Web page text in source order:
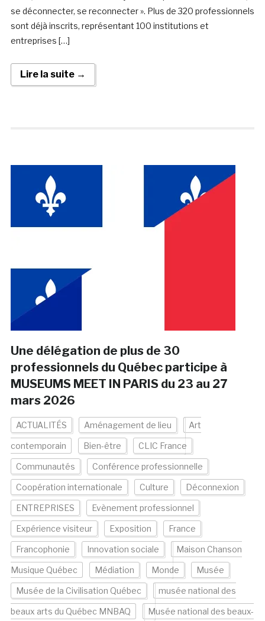
se déconnecter, se reconnecter ». Plus de 320 professionnels
sont déjà inscrits, représentant 100 institutions et
entreprises […]
Lire la suite →
Une délégation de plus de 30
professionnels du Québec participe à
MUSEUMS MEET IN PARIS du 23 au 27
mars 2026
ACTUALITÉS Aménagement de lieu Art
contemporain Bien-être CLIC France
Communautés Conférence professionnelle
Coopération internationale Culture Déconnexion
ENTREPRISES Evènement professionnel
Expérience visiteur Exposition France
Francophonie Innovation sociale Maison Chanson
Musique Québec Médiation Monde Musée
Musée de la Civilisation Québec musée national des
beaux arts du Québec MNBAQ Musée national des beaux-